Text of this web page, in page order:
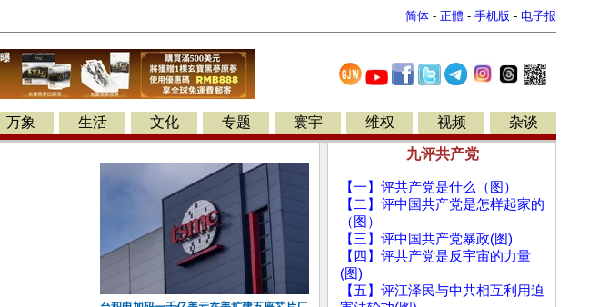
简体 - 正體 - 手机版 - 电子报
万象 生活 文化 专题 寰宇 维权 视频 杂谈
九评共产党
【一】评共产党是什么（图）
【二】评中国共产党是怎样起家的
（图）
【三】评中国共产党暴政(图)
【四】评共产党是反宇宙的力量
(图)
【五】评江泽民与中共相互利用迫